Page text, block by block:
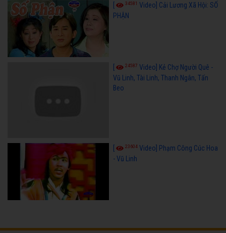
34581 Video] Cải Lương Xã Hội: SỐ
PHẬN
24587 Video] Kẻ Chợ Người Quê -
Vũ Linh, Tài Linh, Thanh Ngân, Tấn
Beo
23604 Video] Phạm Công Cúc Hoa
- Vũ Linh